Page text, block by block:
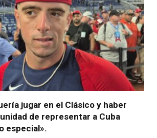
jugar en el Clásico y haber
de representar a Cuba
especial».